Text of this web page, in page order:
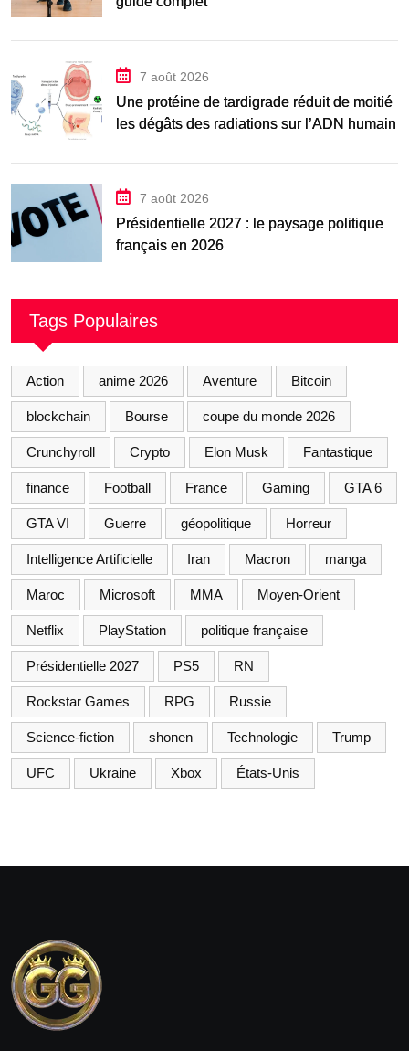
7 août 2026
Une protéine de tardigrade réduit de moitié
les dégâts des radiations sur l’ADN humain
7 août 2026
Présidentielle 2027 : le paysage politique
français en 2026
Tags Populaires
Action anime 2026 Aventure Bitcoin
blockchain Bourse coupe du monde 2026
Crunchyroll Crypto Elon Musk Fantastique
finance Football France Gaming GTA 6
GTA VI Guerre géopolitique Horreur
Intelligence Artificielle Iran Macron manga
Maroc Microsoft MMA Moyen-Orient
Netflix PlayStation politique française
Présidentielle 2027 PS5 RN
Rockstar Games RPG Russie
Science-fiction shonen Technologie Trump
UFC Ukraine Xbox États-Unis